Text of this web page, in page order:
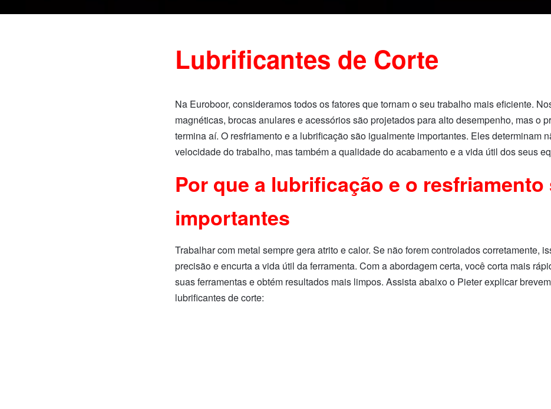
Lubrificantes de Corte
Na Euroboor, consideramos todos os fatores que tornam o seu trabalho mais eficiente.
magnéticas, brocas anulares e acessórios são projetados para alto desempenho, mas o
termina aí. O resfriamento e a lubrificação são igualmente importantes. Eles determinam
velocidade do trabalho, mas também a qualidade do acabamento e a vida útil dos seus
Por que a lubrificação e o resfriamento
importantes
Trabalhar com metal sempre gera atrito e calor. Se não forem controlados corretamente,
precisão e encurta a vida útil da ferramenta. Com a abordagem certa, você corta mais
suas ferramentas e obtém resultados mais limpos. Assista abaixo o Pieter explicar
lubrificantes de corte: